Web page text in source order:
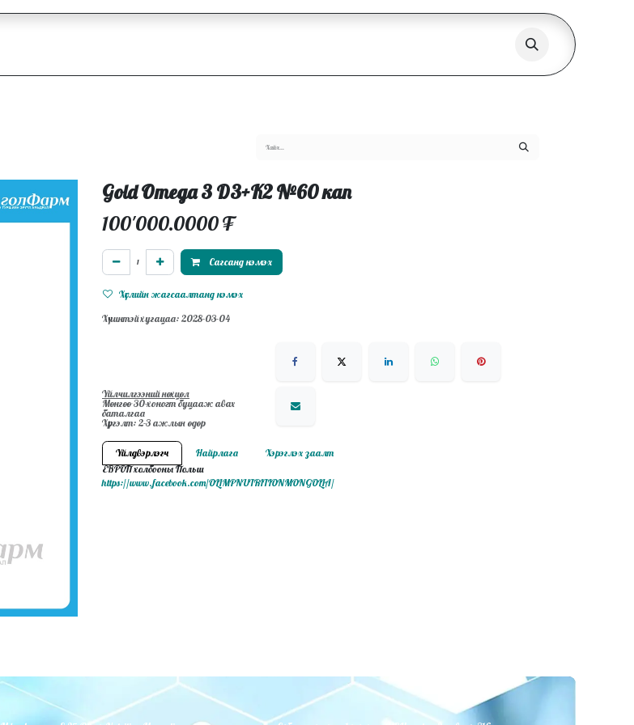
Gold Omega 3 D3+K2 №60 кап
100'000.0000₮
Сагсанд нэмэх
Хүслийн жагсаалтанд нэмэх
Хүчинтэй хугацаа: 2028-03-04
Үйлчилгээний нөхцөл
Мөнгөө 30-хоногт буцааж авах
баталгаа
Хүргэлт: 2-3 ажлын өдөр
Үйлдвэрлэгч Найрлага
Хэрэглэх заалт
ЕВРОП холбооны Польш
https://www.facebook.com/OLIMPNUTRITIONMONGOLIA/